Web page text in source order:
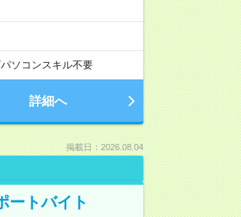
パソコンスキル不要
詳細へ
掲載日：2026.08.04
ートバイト